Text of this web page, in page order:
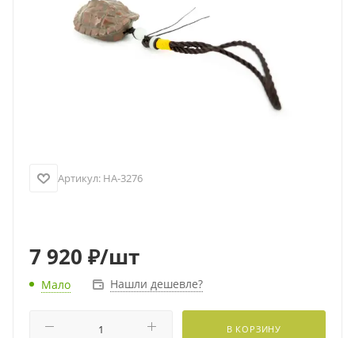
Артикул: HA-3276
7 920 ₽/шт
Мало Нашли дешевле?
В КОРЗИНУ